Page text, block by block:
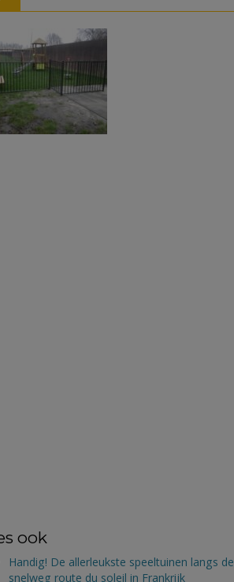
ook
Handig! De allerleukste speeltuinen langs de
snelweg route du soleil in Frankrijk